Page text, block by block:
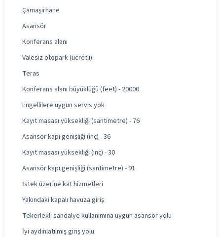
Çamaşırhane
Asansör
Konferans alanı
Valesiz otopark (ücretli)
Teras
Konferans alanı büyüklüğü (feet) - 20000
Engellilere uygun servis yok
Kayıt masası yüksekliği (santimetre) - 76
Asansör kapı genişliği (inç) - 36
Kayıt masası yüksekliği (inç) - 30
Asansör kapı genişliği (santimetre) - 91
İstek üzerine kat hizmetleri
Yakındaki kapalı havuza giriş
Tekerlekli sandalye kullanımına uygun asansör yolu
İyi aydınlatılmış giriş yolu